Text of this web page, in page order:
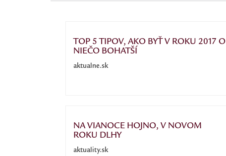
TOP 5 TIPOV, AKO BYŤ V ROKU 2017 O
NIEČO BOHATŠÍ
aktualne.sk
NA VIANOCE HOJNO, V NOVOM
ROKU DLHY
aktuality.sk